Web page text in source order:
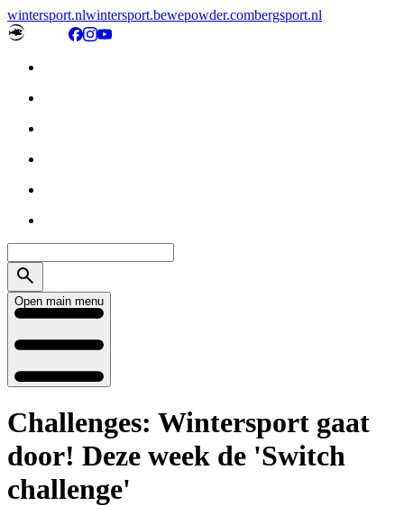
wintersport.nlwintersport.bewepowder.combergsport.nl
Open main menu
Challenges: Wintersport gaat
door! Deze week de 'Switch
challenge'